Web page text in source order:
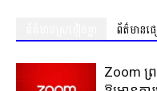
ព័ត៌មានផ្
Zoom ព្